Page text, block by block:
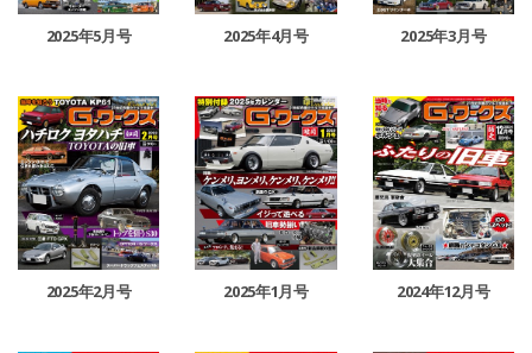
2025年5月号 2025年4月号 2025年3月号
2025年2月号 2025年1月号 2024年12月号